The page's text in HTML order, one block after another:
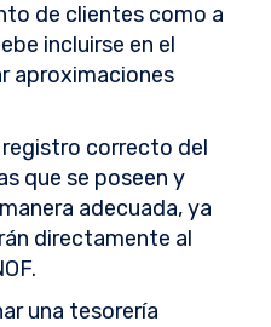
de clientes como a
incluirse en el
aproximaciones
registro correcto del
que se poseen y
adecuada, ya
directamente al
una tesorería